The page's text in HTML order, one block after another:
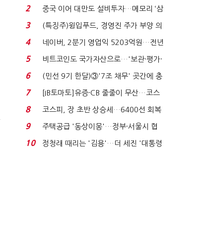
로봇·AI 등 논...
2
중국 이어 대만도 설비투자…메모리 ‘삼
국전쟁’
3
(특징주)윙입푸드, 경영진 주가 부양 의
지에 상한가...
4
네이버, 2분기 영업익 5203억원…전년
비 0.2% 감소...
5
비트코인도 국가자산으로…'보관·평가·
처분' 기준은 ...
6
(민선 9기 한달)③'7조 채무' 곳간에 충
격…추미애, 20년...
7
[IB토마토]유증·CB 줄줄이 무산…코스
닥 벌점 급증에 ...
8
코스피, 장 초반 상승세…6400선 회복
시도
9
주택공급 '동상이몽'…정부·서울시 협
력 없으면 '공수표'...
10
정청래 때리는 '김용'…더 세진 '대통령